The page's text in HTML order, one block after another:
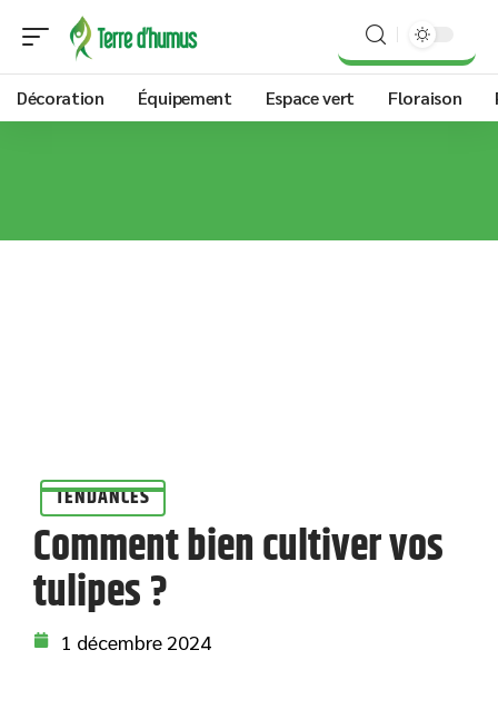
Décoration Équipement Espace vert Floraison
TENDANCES
Comment bien cultiver vos
tulipes ?
1 décembre 2024